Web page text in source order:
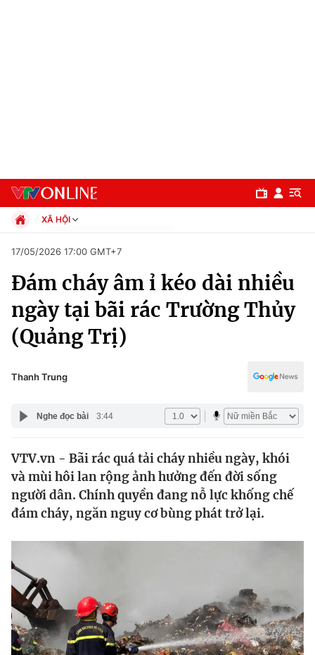
Chuyên mục
Chính trị
Thế giới
Tin tức
Thế giới đó đây
Câu chuyện quốc tế
Thị trường
Góc doanh nghiệp
Dữ liệu và đời sống
Truyền hình
Phim VTV
Giải trí
XÃ HỘI
Xã hội
Pháp luật
Thể thao
Truyền hình
Văn hóa - Giải trí
Đời sống
Giáo dục
17/05/2026 17:00 GMT+7
Đám cháy âm ỉ kéo dài nhiều
ngày tại bãi rác Trường Thủy
(Quảng Trị)
Thanh Trung
Nghe đọc bài 3:44
VTV.vn - Bãi rác quá tải cháy nhiều ngày, khói
và mùi hôi lan rộng ảnh hưởng đến đời sống
người dân. Chính quyền đang nỗ lực khống chế
đám cháy, ngăn nguy cơ bùng phát trở lại.